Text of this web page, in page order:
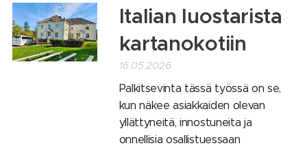
Italian luostarista
kartanokotiin
16.05.2026
Palkitsevinta tässä työssä on se,
kun näkee asiakkaiden olevan
yllättyneitä, innostuneita ja
onnellisia osallistuessaan